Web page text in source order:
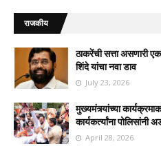
राजकीय
ठाकरेंची सत्ता असणारी
शिंदे यांचा नवा डाव
July 23, 2026
मुख्यमंत्र्यांच्या
कार्यकर्त्यांना पोलिसांनी
April 28, 2026